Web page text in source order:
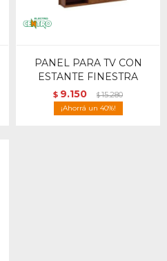
PANEL PARA TV CON
ESTANTE FINESTRA
$ 9.150 $15.280
40